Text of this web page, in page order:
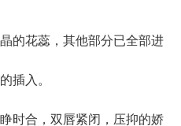
花蕊，其他部分已全部进
插入。
合，双唇紧闭，压抑的娇